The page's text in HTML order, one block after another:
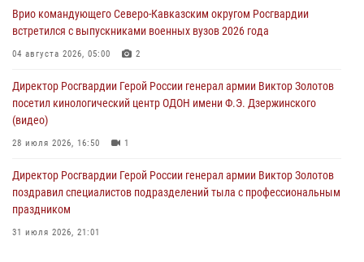
08 августа 2026, 07:00
В Москве росгвардейцы оказали помощь медикам и девушке с
08 августа 2026, 06:32 1
Врио командующего Северо-Кавказским округом Росгвардии
встретился с выпускниками военных вузов 2026 года
04 августа 2026, 05:00 2
Директор Росгвардии Герой России генерал армии Виктор Золотов
посетил кинологический центр ОДОН имени Ф.Э. Дзержинского
(видео)
28 июля 2026, 16:50 1
Директор Росгвардии Герой России генерал армии Виктор Золотов
поздравил специалистов подразделений тыла с профессиональным
праздником
31 июля 2026, 21:01